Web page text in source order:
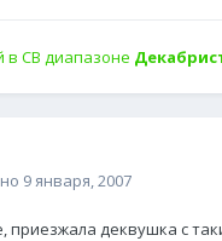
СВ диапазоне
9 января, 2007
приезжала деквушка с